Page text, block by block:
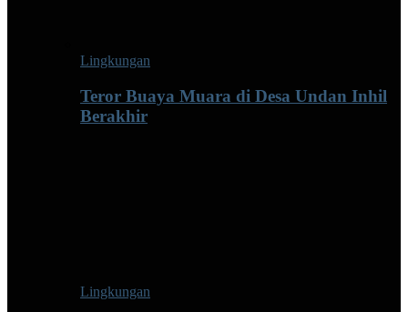
Lingkungan
Teror Buaya Muara di Desa Undan Inhil
Berakhir
Lingkungan